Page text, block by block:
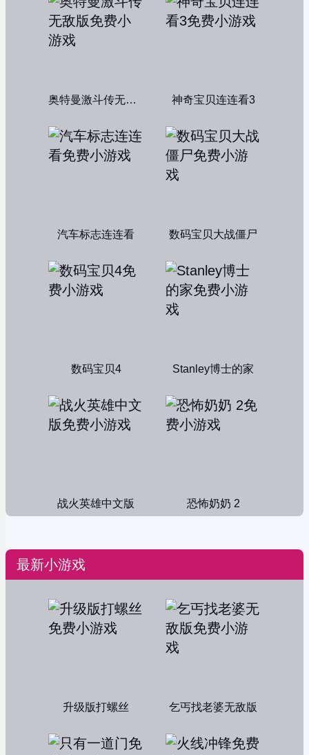
奥特曼激斗传无敌版 神奇宝贝连连看3
汽车标志连连看 数码宝贝大战僵尸
数码宝贝4 Stanley博士的家
战火英雄中文版 恐怖奶奶 2
最新小游戏
升级版打螺丝 乞丐找老婆无敌版